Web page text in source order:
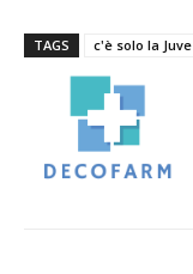
TAGS c'è solo la Juve